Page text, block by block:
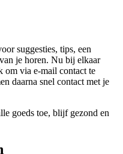
suggesties, tips, een
je horen. Nu bij elkaar
om via e-mail contact te
daarna snel contact met je
goeds toe, blijf gezond en